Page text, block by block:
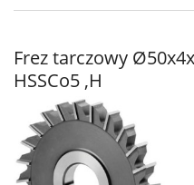
Frez tarczowy
HSSCo5 ,H